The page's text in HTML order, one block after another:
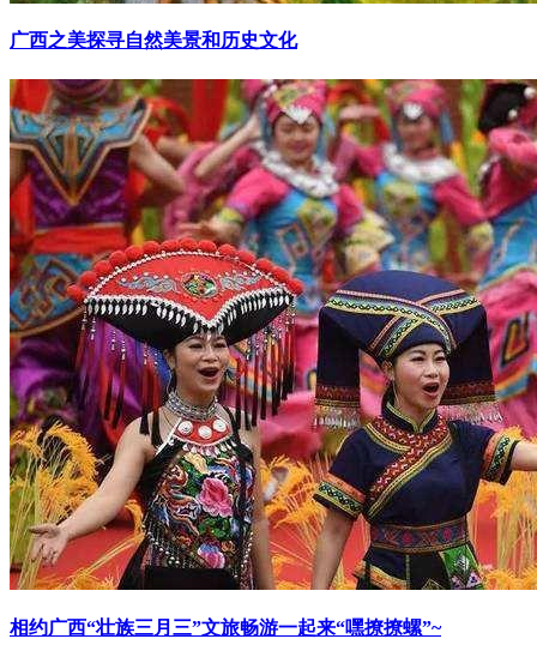
广西之美探寻自然美景和历史文化
相约广西“壮族三月三”文旅畅游一起来“嘿撩撩螺”~